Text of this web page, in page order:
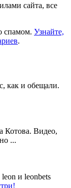
сайта, все
спамом. Узнайте,
.
как и обещали.
Котова. Видео,
...
и leonbets